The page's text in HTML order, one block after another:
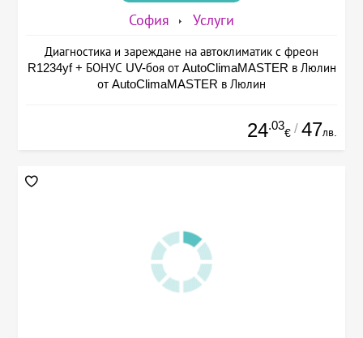
София Услуги
Диагностика и зареждане на автоклиматик с фреон
R1234yf + БОНУС UV-боя от AutoClimaMASTER в Люлин
от AutoClimaMASTER в Люлин
24.03
€ / 47лв.